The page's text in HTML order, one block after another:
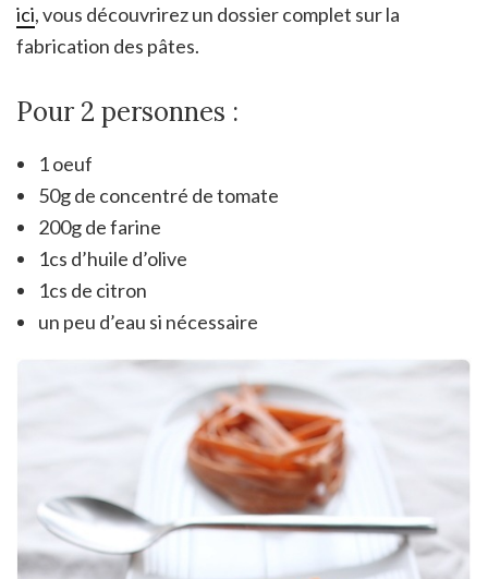
ici, vous découvrirez un dossier complet sur la
fabrication des pâtes.
Pour 2 personnes :
1 oeuf
50g de concentré de tomate
200g de farine
1cs d’huile d’olive
1cs de citron
un peu d’eau si nécessaire